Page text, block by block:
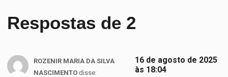
Respostas de 2
ROZENIR MARIA DA SILVA
NASCIMENTO disse:
16 de agosto de 2025
às 18:04